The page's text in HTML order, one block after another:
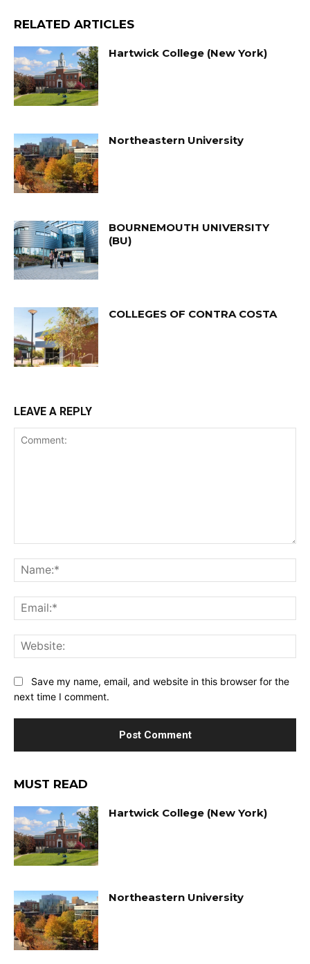
RELATED ARTICLES
Hartwick College (New York)
Northeastern University
BOURNEMOUTH UNIVERSITY
(BU)
COLLEGES OF CONTRA COSTA
LEAVE A REPLY
Save my name, email, and website in this browser for the
next time I comment.
MUST READ
Hartwick College (New York)
Northeastern University